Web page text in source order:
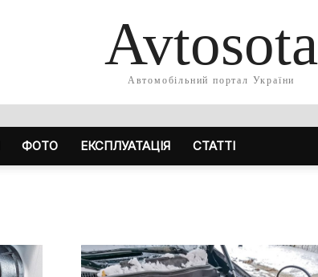
Avtosota
Автомобільний портал України
ФОТО ЕКСПЛУАТАЦІЯ СТАТТІ